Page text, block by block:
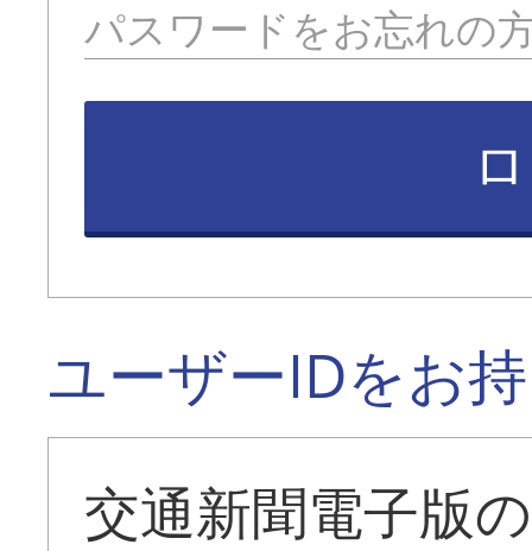
パスワードをお忘れの
ユーザーIDをお
交通新聞電子版